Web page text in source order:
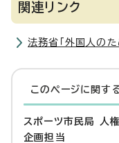
関連リンク
法務省「外国人のた
このページに関す
スポーツ市民局 人
企画担当